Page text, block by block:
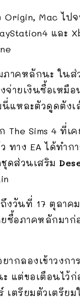
Origin, Mac ไป
และ
ภาคหลักนะ ในส่
จ่ายเงินซื้อเหมื
นี่แหละตัวดูดตังเ
The Sims 4 ที่เ
ทาง EA ได้ทำก
ดส่วนเสริม
วันที่ 17 ตุลาคม
ซื้อภาคหลักมาก่
ากลองเข้าวงก
ะ แต่ขอเตือนไว้
เตรียมตัวเตรียม